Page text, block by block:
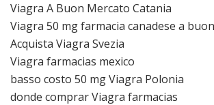
Viagra A Buon Mercato Catania
Viagra 50 mg farmacia canadese a
Acquista Viagra Svezia
Viagra farmacias mexico
basso costo 50 mg Viagra Polonia
donde comprar Viagra farmacias